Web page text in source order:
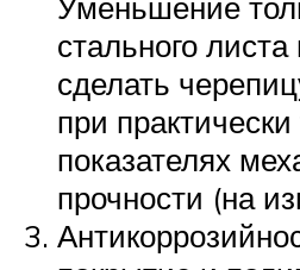
стального
сделать
при
показателях
прочности (на